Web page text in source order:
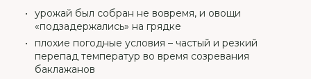
урожай был собран не вовремя, и овощи
«подзадержались» на грядке
плохие погодные условия – частый и резкий
перепад температур во время созревания
баклажанов